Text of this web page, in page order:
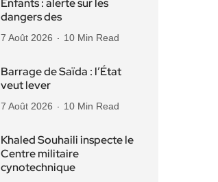
Enfants : alerte sur les
dangers des
7 Août 2026 10 Min Read
Barrage de Saïda : l’État
veut lever
7 Août 2026 10 Min Read
Khaled Souhaili inspecte le
Centre militaire
cynotechnique